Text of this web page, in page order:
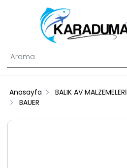
Anasayfa BALIK AV MALZEMELERİ
BAUER